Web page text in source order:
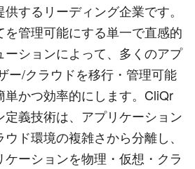
するリーディング企業です。
を管理可能にする単一で直感的
ションによって、多くのアプ
ー/クラウドを移行・管理可能
単かつ効率的にします。CliQr
義技術は、アプリケーション
ド環境の複雑さから分離し、
ーションを物理・仮想・クラ